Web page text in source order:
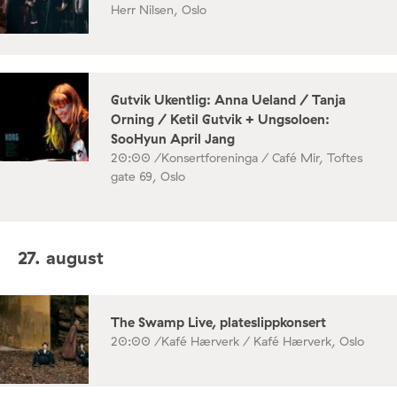
Herr Nilsen, Oslo
Gutvik Ukentlig: Anna Ueland / Tanja
Orning / Ketil Gutvik + Ungsoloen:
SooHyun April Jang
20:00 /Konsertforeninga / Café Mir, Toftes
gate 69, Oslo
27. august
The Swamp Live, plateslippkonsert
20:00 /Kafé Hærverk / Kafé Hærverk, Oslo